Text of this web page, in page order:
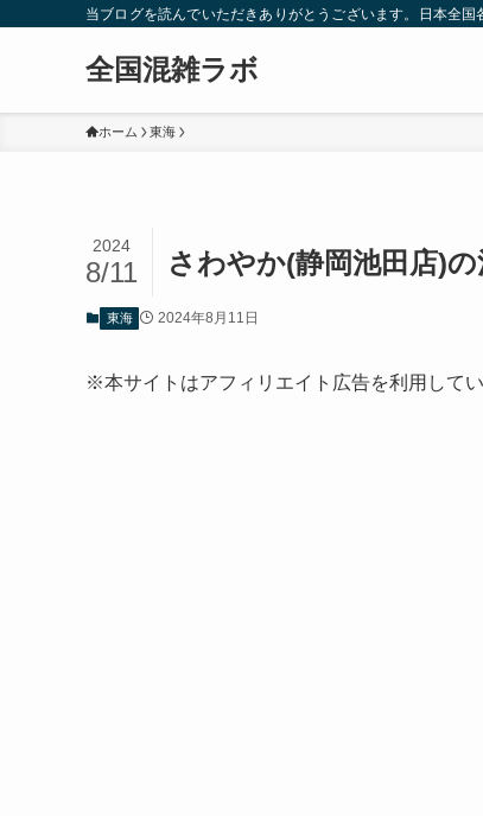
当ブログを読んでいただきありがとうございます。日本全
全国混雑ラボ
ホーム 東海
さわやか(静岡池田店)
2024
8/11
東海 2024年8月11日
※本サイトはアフィリエイト広告を利用してい